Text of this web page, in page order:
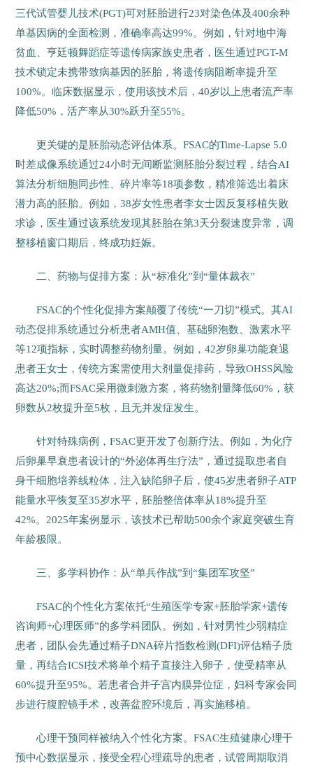
三代试管婴儿技术(PGT)可对胚胎进行23对染色体及400余种
单基因病的全面检测，准确率高达99%。例如，针对地中海
贫血、亨廷顿舞蹈症等遗传病家族史患者，医生通过PGT-M
技术锁定未携带致病基因的胚胎，将遗传病阻断率提升至
100%。临床数据显示，使用该技术后，40岁以上患者流产率
降低50%，活产率从30%跃升至55%。
更关键的是胚胎动态评估体系。FSAC的Time-Lapse 5.0
时差成像系统通过24小时无间断监测胚胎分裂过程，结合AI
算法分析细胞同步性、碎片率等18项参数，精准筛选出着床
潜力高的胚胎。例如，38岁女性患者李女士因反复移植失败
求诊，医生通过该系统发现其胚胎在第3天分裂速度异常，调
整移植窗口期后，终成功妊娠。
二、药物与促排方案：从“标准化”到“量体裁衣”
FSAC的个性化促排方案颠覆了传统“一刀切”模式。其AI
动态促排系统通过分析患者AMH值、基础卵泡数、激素水平
等12项指标，实时调整药物剂量。例如，42岁卵巢功能衰退
患者王女士，传统方案需使用大剂量促排药，导致OHSS风险
高达20%;而FSAC采用微刺激方案，将药物剂量降低60%，获
卵数从2枚提升至5枚，且无并发症发生。
针对特殊病例，FSAC更开发了创新疗法。例如，为化疗
后卵巢早衰患者设计的“外泌体再生疗法”，通过提取患者自
身干细胞培养线粒体，注入缺陷卵子后，使45岁患者卵子ATP
能量水平恢复至35岁水平，胚胎整倍体率从18%提升至
42%。2025年案例显示，该技术已帮助500余个家庭突破生育
年龄极限。
三、多学科协作：从“单兵作战”到“集团军攻坚”
FSAC的个性化方案依托“生殖医学专家+胚胎学家+遗传
咨询师+心理医师”的多学科团队。例如，针对男性少弱精症
患者，团队会先通过精子DNA碎片指数检测(DFI)评估精子质
量，再结合ICSI技术将单个精子直接注入卵子，使受精率从
60%提升至95%。若患者合并子宫内膜异位症，妇科专家会同
步进行腹腔镜手术，改善盆腔环境后，再实施移植。
心理干预同样被纳入个性化方案。FSAC生殖健康心理干
预中心数据显示，接受全程心理疏导的患者，试管周期取消